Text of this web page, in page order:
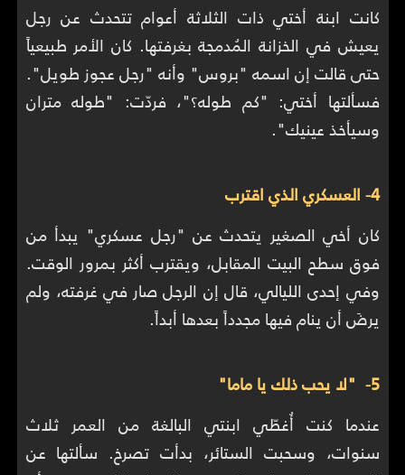
كانت ابنة أختي ذات الثلاثة أعوام تتحدث عن رجل
يعيش في الخزانة المُدمجة بغرفتها. كان الأمر طبيعياً
حتى قالت إن اسمه "بروس" وأنه "رجل عجوز طويل".
فسألتها أختي: "كم طوله؟"، فردّت: "طوله متران
وسيأخذ عينيك".
4- العسكري الذي اقترب
كان أخي الصغير يتحدث عن "رجل عسكري" يبدأ من
فوق سطح البيت المقابل، ويقترب أكثر بمرور الوقت.
وفي إحدى الليالي، قال إن الرجل صار في غرفته، ولم
يرضَ أن ينام فيها مجدداً بعدها أبداً.
5- "لا يحب ذلك يا ماما"
عندما كنت أُغطّي ابنتي البالغة من العمر ثلاث
سنوات، وسحبت الستائر، بدأت تصرخ. سألتها عن